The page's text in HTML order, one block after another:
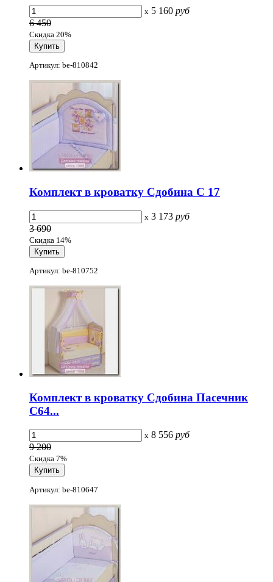
x 5 160 руб
6 450
Скидка 20%
Артикул: be-810842
Комплект в кроватку Сдобина С 17
x 3 173 руб
3 690
Скидка 14%
Артикул: be-810752
Комплект в кроватку Сдобина Пасечник
С64...
x 8 556 руб
9 200
Скидка 7%
Артикул: be-810647